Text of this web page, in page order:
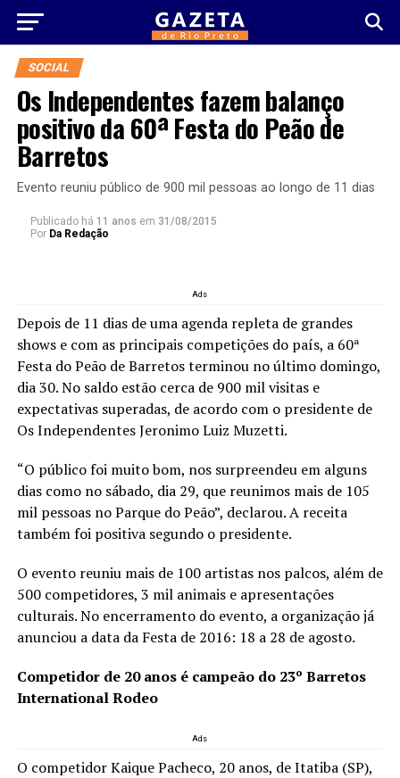
SOCIAL
Os Independentes fazem balanço
positivo da 60ª Festa do Peão de
Barretos
Evento reuniu público de 900 mil pessoas ao longo de 11 dias
Publicado há 11 anos em 31/08/2015
Por Da Redação
Ads
Depois de 11 dias de uma agenda repleta de grandes
shows e com as principais competições do país, a 60ª
Festa do Peão de Barretos terminou no último domingo,
dia 30. No saldo estão cerca de 900 mil visitas e
expectativas superadas, de acordo com o presidente de
Os Independentes Jeronimo Luiz Muzetti.
“O público foi muito bom, nos surpreendeu em alguns
dias como no sábado, dia 29, que reunimos mais de 105
mil pessoas no Parque do Peão”, declarou. A receita
também foi positiva segundo o presidente.
O evento reuniu mais de 100 artistas nos palcos, além de
500 competidores, 3 mil animais e apresentações
culturais. No encerramento do evento, a organização já
anunciou a data da Festa de 2016: 18 a 28 de agosto.
Competidor de 20 anos é campeão do 23º Barretos
International Rodeo
Ads
O competidor Kaique Pacheco, 20 anos, de Itatiba (SP),